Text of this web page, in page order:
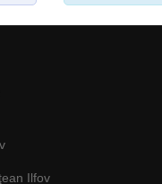
Ilfov